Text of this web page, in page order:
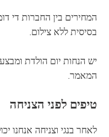
בסיסית ללא צילום.
יש הנחות יום הולדת
המאמר.
טיפים לפני הצניחה
לאחר בנגי וצניחה אנחנו